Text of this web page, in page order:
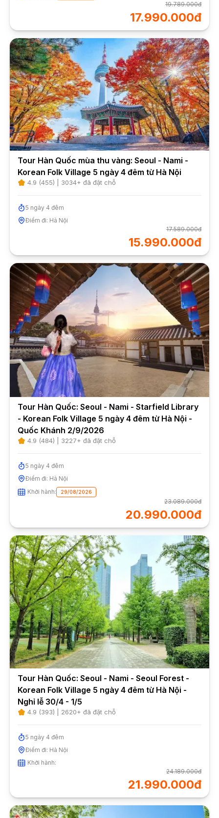
19.789.000đ
17.990.000đ
Tour Hàn Quốc mùa thu vàng: Seoul - Nami -
Korean Folk Village 5 ngày 4 đêm từ Hà Nội
4.9 (455) | 3034+ đã đặt chỗ
5 ngày 4 đêm
Điểm đi: Hà Nội
17.589.000đ
15.990.000đ
Tour Hàn Quốc: Seoul - Nami - Starfield Library
- Korean Folk Village 5 ngày 4 đêm từ Hà Nội -
Quốc Khánh 2/9/2026
4.9 (484) | 3227+ đã đặt chỗ
5 ngày 4 đêm
Điểm đi: Hà Nội
Khởi hành:
29/08/2026
23.089.000đ
20.990.000đ
Tour Hàn Quốc: Seoul - Nami - Seoul Forest -
Korean Folk Village 5 ngày 4 đêm từ Hà Nội -
Nghỉ lễ 30/4 - 1/5
4.9 (393) | 2620+ đã đặt chỗ
5 ngày 4 đêm
Điểm đi: Hà Nội
Khởi hành:
24.189.000đ
21.990.000đ